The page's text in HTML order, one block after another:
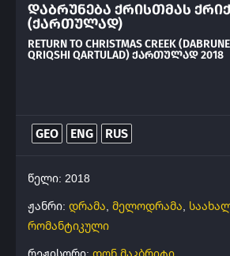
დაბრუნება ქრისთმას
(ქართულად)
RETURN TO CHRISTMAS CREEK
QRIQSHI QARTULAD) ᲥᲐᲠᲗᲣᲚᲐᲓ 2018
GEO ENG RUS
წელი: 2018
ჟანრი: დრამა, მელოდრამა,
რომანტიკული